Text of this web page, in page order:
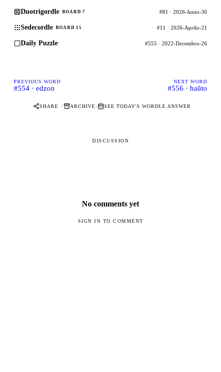
Duotrigordle BOARD 7 #81 · 2026-Junio-30
Sedecordle BOARD 15 #11 · 2026-Aprilo-21
Daily Puzzle #555 · 2022-Decembro-26
PREVIOUS WORD
#554 · edzon
NEXT WORD
#556 · haŭto
SHARE · ARCHIVE· SEE TODAY'S WORDLE ANSWER
DISCUSSION
No comments yet
SIGN IN TO COMMENT